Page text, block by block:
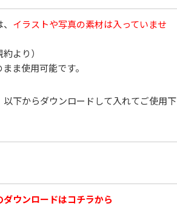
イラストや写真の素材は入っていませ
より）
ま使用可能です。
下からダウンロードして入れてご使用下
ウンロードはコチラから